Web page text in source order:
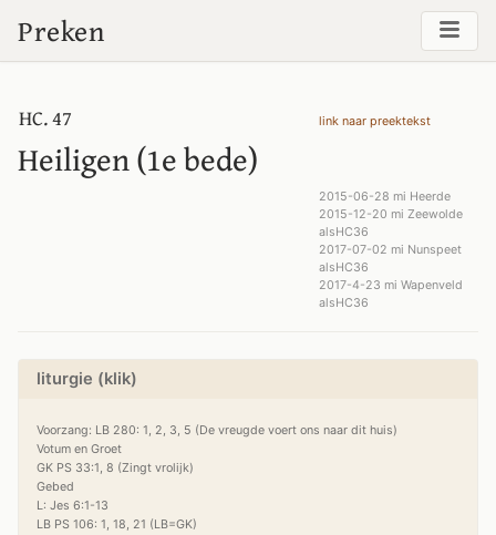
Preken
HC. 47 link naar preektekst
Heiligen (1e bede)
2015-06-28 mi Heerde
2015-12-20 mi Zeewolde
alsHC36
2017-07-02 mi Nunspeet
alsHC36
2017-4-23 mi Wapenveld
alsHC36
liturgie (klik)
Voorzang: LB 280: 1, 2, 3, 5 (De vreugde voert ons naar dit huis)
Votum en Groet
GK PS 33:1, 8 (Zingt vrolijk)
Gebed
L: Jes 6:1-13
LB PS 106: 1, 18, 21 (LB=GK)